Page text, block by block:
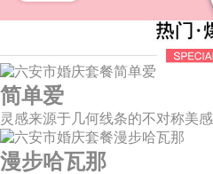
简单爱
漫步哈瓦那